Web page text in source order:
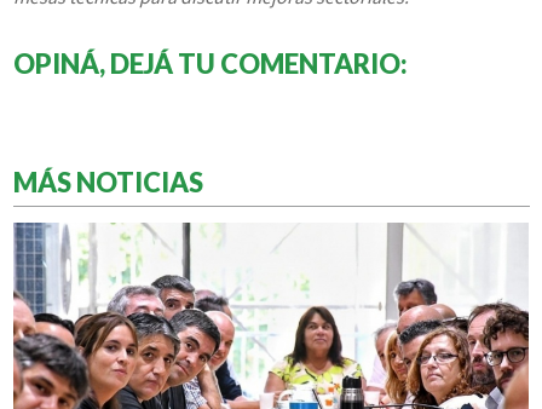
OPINÁ, DEJÁ TU COMENTARIO:
MÁS NOTICIAS